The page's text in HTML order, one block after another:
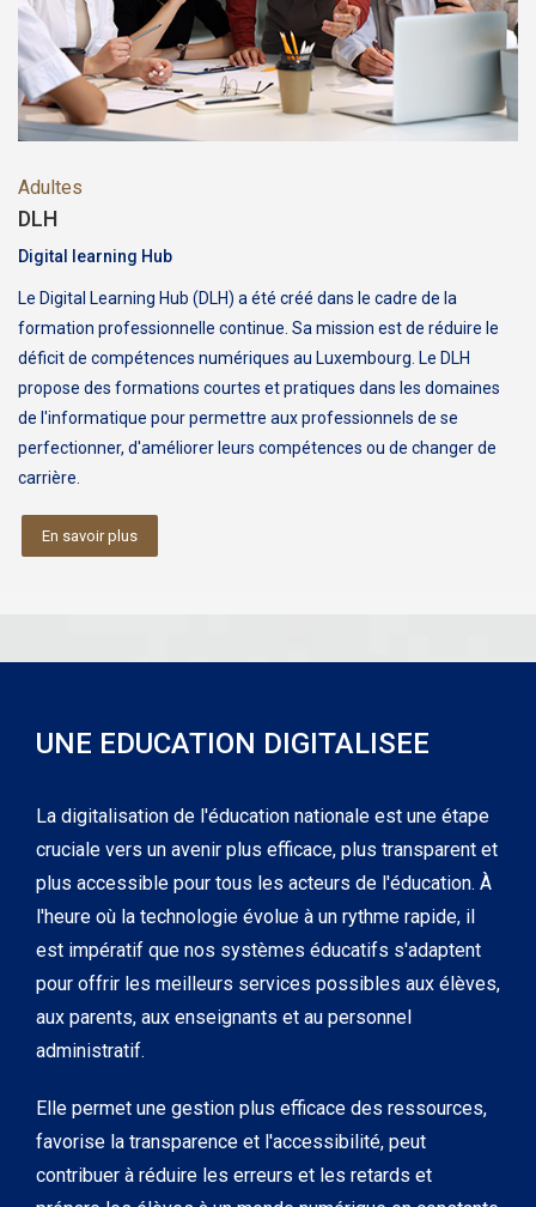
Adultes
DLH
Digital learning Hub
Le Digital Learning Hub (DLH) a été créé dans le cadre de la
formation professionnelle continue. Sa mission est de réduire le
déficit de compétences numériques au Luxembourg. Le DLH
propose des formations courtes et pratiques dans les domaines
de l'informatique pour permettre aux professionnels de se
perfectionner, d'améliorer leurs compétences ou de changer de
carrière.
En savoir plus
UNE EDUCATION DIGITALISEE
La digitalisation de l'éducation nationale est une étape
cruciale vers un avenir plus efficace, plus transparent et
plus accessible pour tous les acteurs de l'éducation. À
l'heure où la technologie évolue à un rythme rapide, il
est impératif que nos systèmes éducatifs s'adaptent
pour offrir les meilleurs services possibles aux élèves,
aux parents, aux enseignants et au personnel
administratif.
Elle permet une gestion plus efficace des ressources,
favorise la transparence et l'accessibilité, peut
contribuer à réduire les erreurs et les retards et